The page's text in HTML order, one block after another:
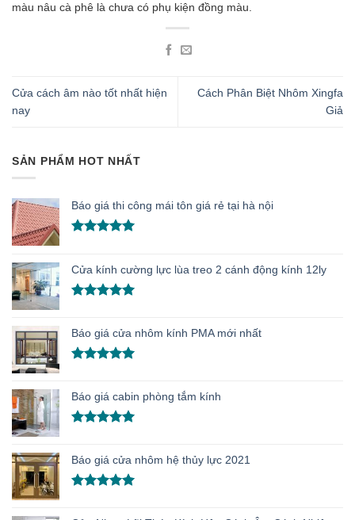
màu nâu cà phê là chưa có phụ kiện đồng màu.
Cửa cách âm nào tốt nhất hiện
nay
Cách Phân Biệt Nhôm Xingfa
Giả
SẢN PHẨM HOT NHẤT
Báo giá thi công mái tôn giá rẻ tại hà nội
5 sao
Cửa kính cường lực lùa treo 2 cánh động kính 12ly
5 sao
Báo giá cửa nhôm kính PMA mới nhất
5 sao
Báo giá cabin phòng tắm kính
5 sao
Báo giá cửa nhôm hệ thủy lực 2021